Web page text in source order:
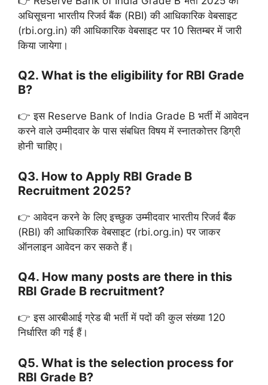
अधिसूचना भारतीय रिजर्व बैंक (RBI) की आधिकारिक वेबसाइट
(rbi.org.in) की आधिकारिक वेबसाइट पर 10 सितम्बर में जारी
किया जायेगा।
Q2. What is the eligibility for RBI Grade
B?
👉 इस Reserve Bank of India Grade B भर्ती में आवेदन
करने वाले उम्मीदवार के पास संबधित विषय में स्नातकोत्तर डिग्री
होनी चाहिए।
Q3. How to Apply RBI Grade B
Recruitment 2025?
👉 आवेदन करने के लिए इच्छुक उम्मीदवार भारतीय रिजर्व बैंक
(RBI) की आधिकारिक वेबसाइट (rbi.org.in) पर जाकर
ऑनलाइन आवेदन कर सकते हैं।
Q4. How many posts are there in this
RBI Grade B recruitment?
👉 इस आरबीआई ग्रेड बी भर्ती में पदों की कुल संख्या 120
निर्धारित की गई हैं।
Q5. What is the selection process for
RBI Grade B?